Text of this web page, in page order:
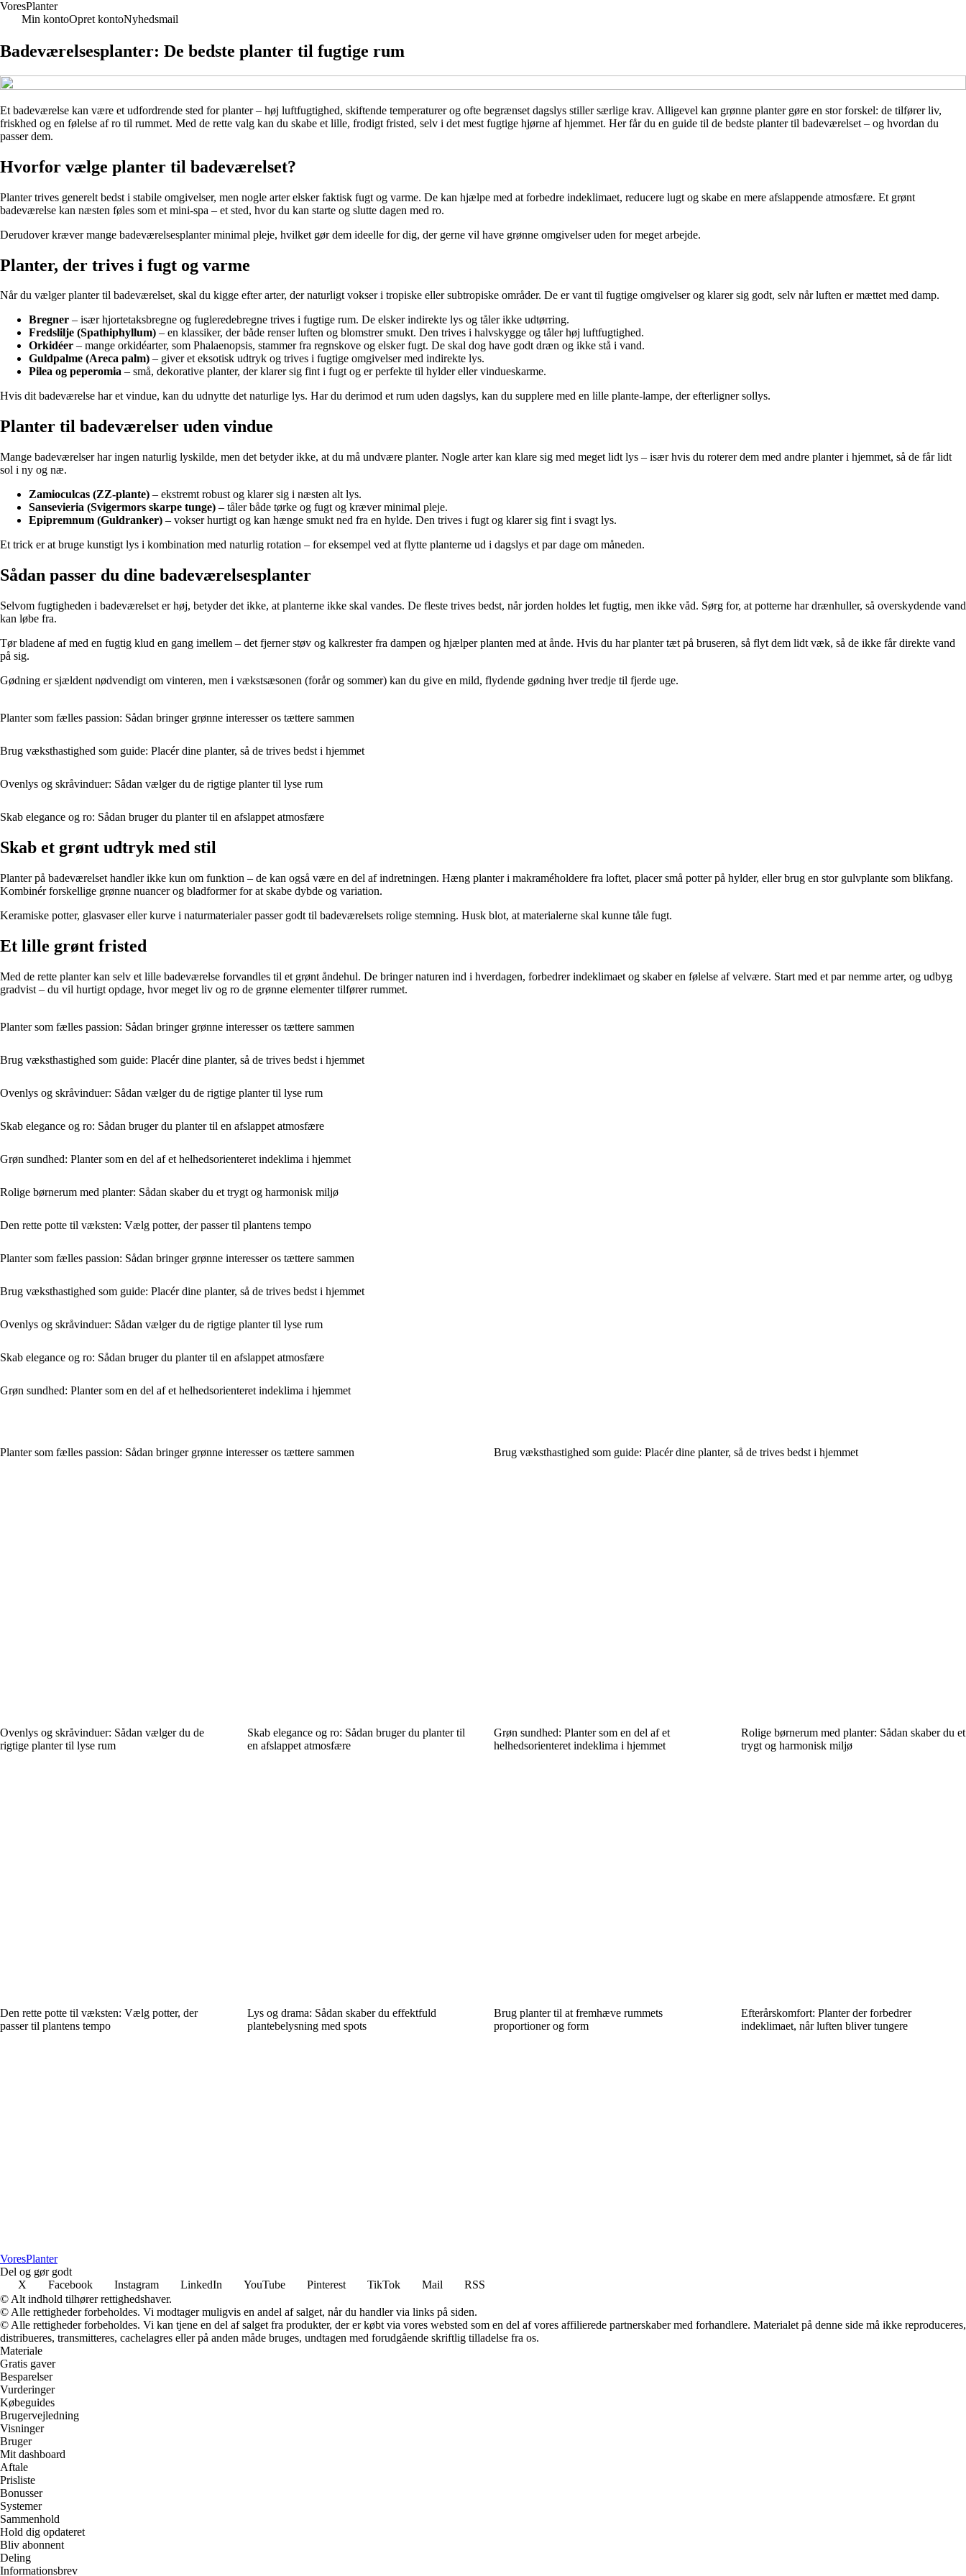
VoresPlanter
Min kontoOpret kontoNyhedsmail
Badeværelsesplanter: De bedste planter til fugtige rum
Et badeværelse kan være et udfordrende sted for planter – høj luftfugtighed, skiftende temperaturer og ofte begrænset dagslys stiller særlige krav. Alligevel kan grønne planter gøre en stor forskel: de tilfører liv,
friskhed og en følelse af ro til rummet. Med de rette valg kan du skabe et lille, frodigt fristed, selv i det mest fugtige hjørne af hjemmet. Her får du en guide til de bedste planter til badeværelset – og hvordan du
passer dem.
Hvorfor vælge planter til badeværelset?
Planter trives generelt bedst i stabile omgivelser, men nogle arter elsker faktisk fugt og varme. De kan hjælpe med at forbedre indeklimaet, reducere lugt og skabe en mere afslappende atmosfære. Et grønt
badeværelse kan næsten føles som et mini-spa – et sted, hvor du kan starte og slutte dagen med ro.
Derudover kræver mange badeværelsesplanter minimal pleje, hvilket gør dem ideelle for dig, der gerne vil have grønne omgivelser uden for meget arbejde.
Planter, der trives i fugt og varme
Når du vælger planter til badeværelset, skal du kigge efter arter, der naturligt vokser i tropiske eller subtropiske områder. De er vant til fugtige omgivelser og klarer sig godt, selv når luften er mættet med damp.
Bregner – især hjortetaksbregne og fugleredebregne trives i fugtige rum. De elsker indirekte lys og tåler ikke udtørring.
Fredslilje (Spathiphyllum) – en klassiker, der både renser luften og blomstrer smukt. Den trives i halvskygge og tåler høj luftfugtighed.
Orkidéer – mange orkidéarter, som Phalaenopsis, stammer fra regnskove og elsker fugt. De skal dog have godt dræn og ikke stå i vand.
Guldpalme (Areca palm) – giver et eksotisk udtryk og trives i fugtige omgivelser med indirekte lys.
Pilea og peperomia – små, dekorative planter, der klarer sig fint i fugt og er perfekte til hylder eller vindueskarme.
Hvis dit badeværelse har et vindue, kan du udnytte det naturlige lys. Har du derimod et rum uden dagslys, kan du supplere med en lille plante-lampe, der efterligner sollys.
Planter til badeværelser uden vindue
Mange badeværelser har ingen naturlig lyskilde, men det betyder ikke, at du må undvære planter. Nogle arter kan klare sig med meget lidt lys – især hvis du roterer dem med andre planter i hjemmet, så de får lidt
sol i ny og næ.
Zamioculcas (ZZ-plante) – ekstremt robust og klarer sig i næsten alt lys.
Sansevieria (Svigermors skarpe tunge) – tåler både tørke og fugt og kræver minimal pleje.
Epipremnum (Guldranker) – vokser hurtigt og kan hænge smukt ned fra en hylde. Den trives i fugt og klarer sig fint i svagt lys.
Et trick er at bruge kunstigt lys i kombination med naturlig rotation – for eksempel ved at flytte planterne ud i dagslys et par dage om måneden.
Sådan passer du dine badeværelsesplanter
Selvom fugtigheden i badeværelset er høj, betyder det ikke, at planterne ikke skal vandes. De fleste trives bedst, når jorden holdes let fugtig, men ikke våd. Sørg for, at potterne har drænhuller, så overskydende vand
kan løbe fra.
Tør bladene af med en fugtig klud en gang imellem – det fjerner støv og kalkrester fra dampen og hjælper planten med at ånde. Hvis du har planter tæt på bruseren, så flyt dem lidt væk, så de ikke får direkte vand
på sig.
Gødning er sjældent nødvendigt om vinteren, men i vækstsæsonen (forår og sommer) kan du give en mild, flydende gødning hver tredje til fjerde uge.
Planter som fælles passion: Sådan bringer grønne interesser os tættere sammen
Brug væksthastighed som guide: Placér dine planter, så de trives bedst i hjemmet
Ovenlys og skråvinduer: Sådan vælger du de rigtige planter til lyse rum
Skab elegance og ro: Sådan bruger du planter til en afslappet atmosfære
Skab et grønt udtryk med stil
Planter på badeværelset handler ikke kun om funktion – de kan også være en del af indretningen. Hæng planter i makraméholdere fra loftet, placer små potter på hylder, eller brug en stor gulvplante som blikfang.
Kombinér forskellige grønne nuancer og bladformer for at skabe dybde og variation.
Keramiske potter, glasvaser eller kurve i naturmaterialer passer godt til badeværelsets rolige stemning. Husk blot, at materialerne skal kunne tåle fugt.
Et lille grønt fristed
Med de rette planter kan selv et lille badeværelse forvandles til et grønt åndehul. De bringer naturen ind i hverdagen, forbedrer indeklimaet og skaber en følelse af velvære. Start med et par nemme arter, og udbyg
gradvist – du vil hurtigt opdage, hvor meget liv og ro de grønne elementer tilfører rummet.
Planter som fælles passion: Sådan bringer grønne interesser os tættere sammen
Brug væksthastighed som guide: Placér dine planter, så de trives bedst i hjemmet
Ovenlys og skråvinduer: Sådan vælger du de rigtige planter til lyse rum
Skab elegance og ro: Sådan bruger du planter til en afslappet atmosfære
Grøn sundhed: Planter som en del af et helhedsorienteret indeklima i hjemmet
Rolige børnerum med planter: Sådan skaber du et trygt og harmonisk miljø
Den rette potte til væksten: Vælg potter, der passer til plantens tempo
Planter som fælles passion: Sådan bringer grønne interesser os tættere sammen
Brug væksthastighed som guide: Placér dine planter, så de trives bedst i hjemmet
Ovenlys og skråvinduer: Sådan vælger du de rigtige planter til lyse rum
Skab elegance og ro: Sådan bruger du planter til en afslappet atmosfære
Grøn sundhed: Planter som en del af et helhedsorienteret indeklima i hjemmet
Planter som fælles passion: Sådan bringer grønne interesser os tættere sammen Brug væksthastighed som guide: Placér dine planter, så de trives bedst i hjemmet
Ovenlys og skråvinduer: Sådan vælger du de
rigtige planter til lyse rum
Skab elegance og ro: Sådan bruger du planter til
en afslappet atmosfære
Grøn sundhed: Planter som en del af et
helhedsorienteret indeklima i hjemmet
Rolige børnerum med planter: Sådan skaber du et
trygt og harmonisk miljø
Den rette potte til væksten: Vælg potter, der
passer til plantens tempo
Lys og drama: Sådan skaber du effektfuld
plantebelysning med spots
Brug planter til at fremhæve rummets
proportioner og form
Efterårskomfort: Planter der forbedrer
indeklimaet, når luften bliver tungere
VoresPlanter
Del og gør godt
X
Facebook Instagram LinkedIn YouTube Pinterest TikTok Mail
RSS
© Alt indhold tilhører rettighedshaver.
© Alle rettigheder forbeholdes. Vi modtager muligvis en andel af salget, når du handler via links på siden.
© Alle rettigheder forbeholdes. Vi kan tjene en del af salget fra produkter, der er købt via vores websted som en del af vores affilierede partnerskaber med forhandlere. Materialet på denne side må ikke reproduceres,
distribueres, transmitteres, cachelagres eller på anden måde bruges, undtagen med forudgående skriftlig tilladelse fra os.
Materiale
Gratis gaver
Besparelser
Vurderinger
Købeguides
Brugervejledning
Visninger
Bruger
Mit dashboard
Aftale
Prisliste
Bonusser
Systemer
Sammenhold
Hold dig opdateret
Bliv abonnent
Deling
Informationsbrev